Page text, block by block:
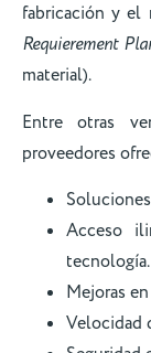
fabricación y
Requierement
material).
Entre otras
proveedores
Acceso
tecnología.
Mejoras
Velocidad